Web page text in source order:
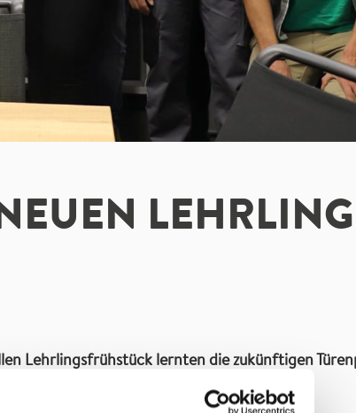
Lehrlingsfrühstück lernten die zukünftigen